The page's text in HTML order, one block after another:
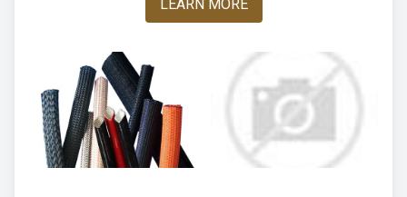
LEARN MORE